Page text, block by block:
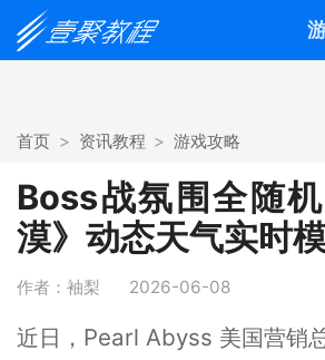
首页 资讯教程 游戏攻略
Boss战氛围全随
漠》动态天气实时
作者：袖梨 2026-06-08
近日，Pearl Abyss 美国营销